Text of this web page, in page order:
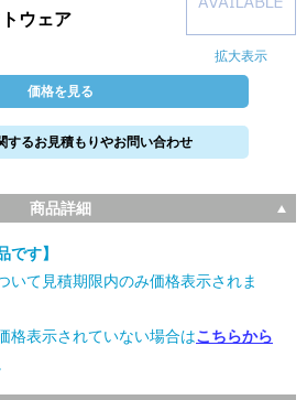
拡大表示
ウェア
価格を見る
するお見積もりやお問い合わせ
商品詳細
です】
いて見積期限内のみ価格表示されま
格表示されていない場合はこちらから